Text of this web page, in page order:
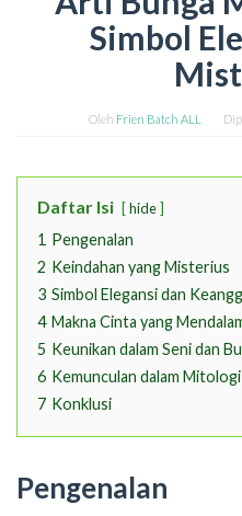
Simbol
Oleh Frien Batch ALL
Daftar Isi hide
1 Pengenalan
2 Keindahan yang Misterius
3 Simbol Elegansi dan
4 Makna Cinta yang
5 Keunikan dalam Seni dan
6 Kemunculan dalam
7 Konklusi
Pengenalan